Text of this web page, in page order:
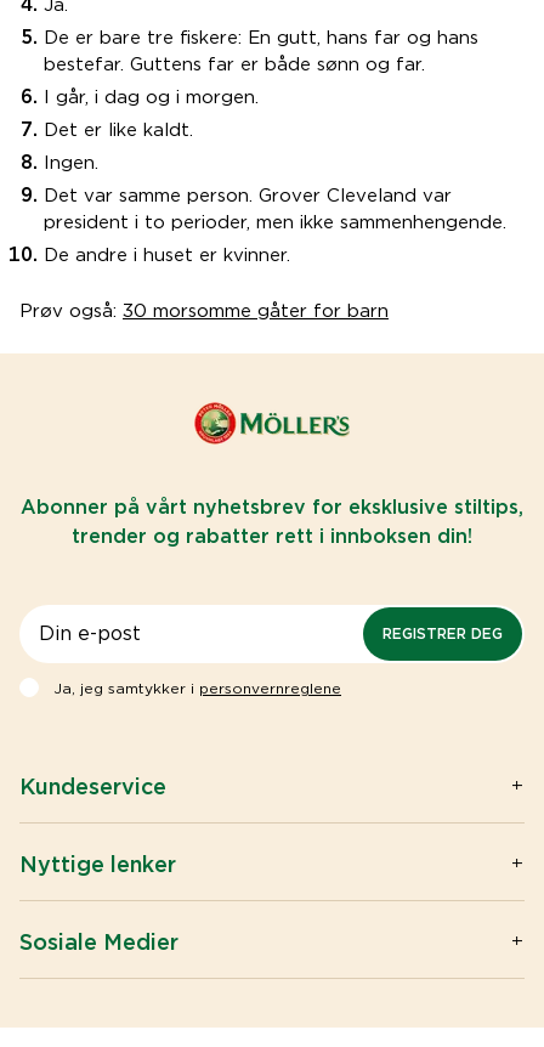
Ja.
De er bare tre fiskere: En gutt, hans far og hans
bestefar. Guttens far er både sønn og far.
I går, i dag og i morgen.
Det er like kaldt.
Ingen.
Det var samme person. Grover Cleveland var
president i to perioder, men ikke sammenhengende.
De andre i huset er kvinner.
Prøv også: 30 morsomme gåter for barn
Abonner på vårt nyhetsbrev for eksklusive stiltips,
trender og rabatter rett i innboksen din!
REGISTRER DEG
Ja, jeg samtykker i personvernreglene
Kundeservice
Kontakt oss
Spørsmål og svar
Big buy / Wholesale
Nyttige lenker
Artikler
Omega-3
Sosiale Medier
Instagram